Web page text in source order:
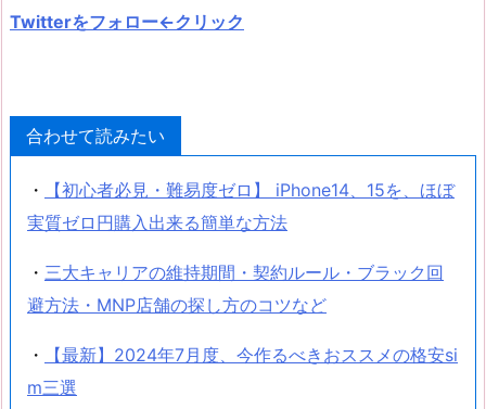
Twitterをフォロー←クリック
合わせて読みたい
・
【初心者必見・難易度ゼロ】 iPhone14、15を、ほぼ
実質ゼロ円購入出来る簡単な方法
・ 三大キャリアの維持期間・契約ルール・ブラック回
避方法・MNP店舗の探し方のコツなど
・
【最新】2024年7月度、今作るべきおススメの格安si
m三選